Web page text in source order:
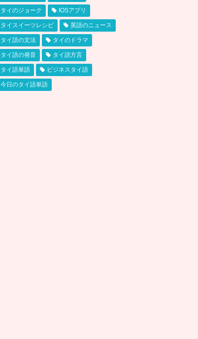
タイのジョーク IOSアプリ
タイスイーツレシピ 英語のニュース
タイ語の文法 タイのドラマ
タイ語の発音 タイ語方言
タイ語単語 ビジネスタイ語
今日のタイ語単語